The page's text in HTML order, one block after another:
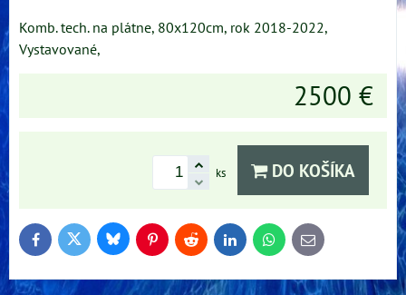
Komb. tech. na plátne, 80x120cm, rok 2018-2022,
Vystavované,
2500 €
ks DO KOŠÍKA
FacebookTwitter BlueskyPinterestReddit LinkedInWhatsApp
E-
mail